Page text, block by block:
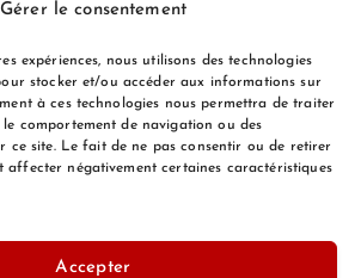
Gérer le consentement
expériences, nous utilisons des technologies
stocker et/ou accéder aux informations sur
à ces technologies nous permettra de traiter
le comportement de navigation ou des
ce site. Le fait de ne pas consentir ou de retirer
affecter négativement certaines caractéristiques
Accepter